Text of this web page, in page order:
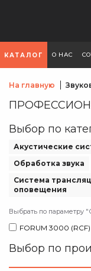
КАТАЛОГ О НАС
На главную
Выбор по
Акустические
Обработка звука
Система
оповещения
Выбрать по параметру
FORUM 3000 (RCF)
Выбор по